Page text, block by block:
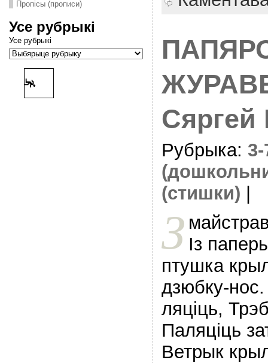
Пропісы (прописи)
Усе рубрыкі
Усе рубрыкі
Сяргей
Рубрыка:
(стишки)
З Iз
птушка
дзюбку-
ляцiць,
Паляцiць
Ветрык